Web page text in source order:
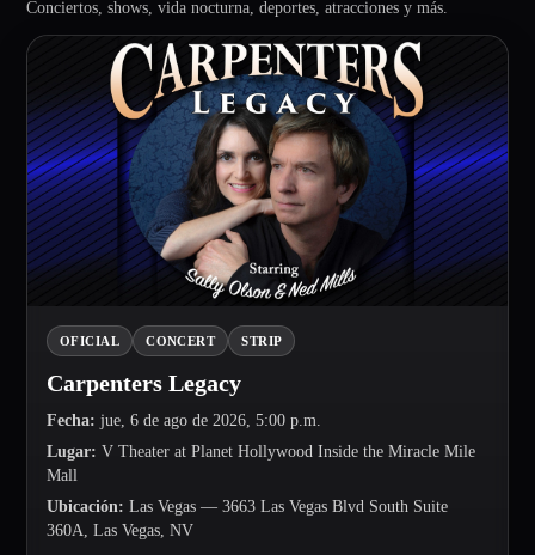
Conciertos, shows, vida nocturna, deportes, atracciones y más.
OFICIAL CONCERT STRIP
Carpenters Legacy
Fecha: jue, 6 de ago de 2026, 5:00 p.m.
Lugar: V Theater at Planet Hollywood Inside the Miracle Mile
Mall
Ubicación: Las Vegas — 3663 Las Vegas Blvd South Suite
360A, Las Vegas, NV